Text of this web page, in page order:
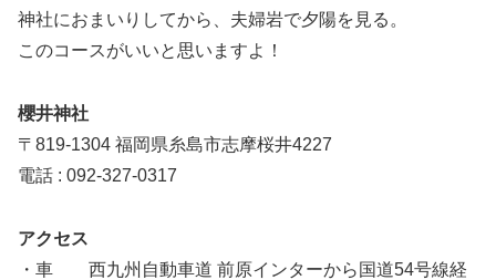
神社におまいりしてから、夫婦岩で夕陽を見る。
このコースがいいと思いますよ！
櫻井神社
〒819-1304 福岡県糸島市志摩桜井4227
電話 : 092-327-0317
アクセス
・車 西九州自動車道 前原インターから国道54号線経